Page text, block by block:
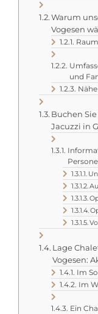
Warum
Vogesen
und
Buchen
Jacuzzi in
Lage
Vogesen:
Im
Im
Ein